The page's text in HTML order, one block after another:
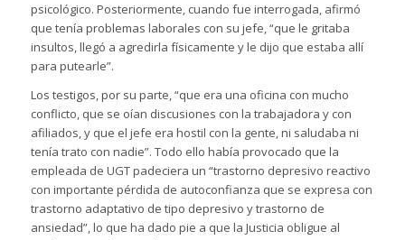
psicológico. Posteriormente, cuando fue interrogada, afirmó
que tenía problemas laborales con su jefe, “que le gritaba
insultos, llegó a agredirla físicamente y le dijo que estaba allí
para putearle”.
Los testigos, por su parte, “que era una oficina con mucho
conflicto, que se oían discusiones con la trabajadora y con
afiliados, y que el jefe era hostil con la gente, ni saludaba ni
tenía trato con nadie”. Todo ello había provocado que la
empleada de UGT padeciera un “trastorno depresivo reactivo
con importante pérdida de autoconfianza que se expresa con
trastorno adaptativo de tipo depresivo y trastorno de
ansiedad”, lo que ha dado pie a que la Justicia obligue al